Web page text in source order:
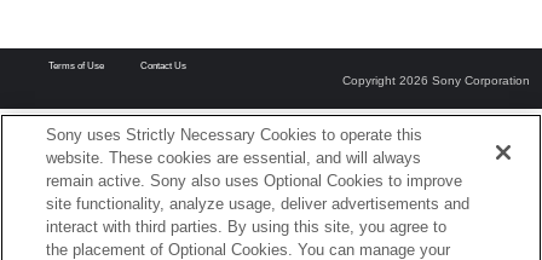
Terms of Use Contact Us
Copyright 2026 Sony Corporation
Sony uses Strictly Necessary Cookies to operate this
website. These cookies are essential, and will always
remain active. Sony also uses Optional Cookies to improve
site functionality, analyze usage, deliver advertisements and
interact with third parties. By using this site, you agree to
the placement of Optional Cookies. You can manage your